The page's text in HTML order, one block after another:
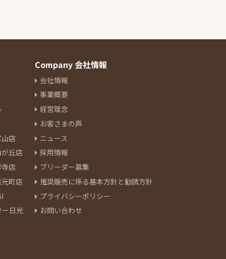
店
丘店
店
町店
日光
Company 会社情報
会社情報
事業概要
経営理念
お客さまの声
ニュース
採用情報
ブリーダー募集
推奨販売に係る基本方針と勧誘方針
プライバシーポリシー
お問い合わせ